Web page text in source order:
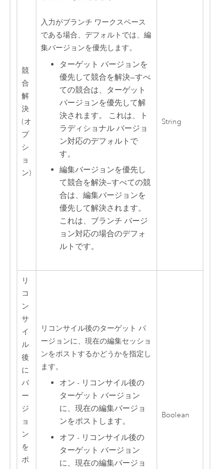
競
合
解
決
(オ
プ
シ
ョ
ン)
入力がブランチ ワークスペース
である場合、デフォルトでは、編
集バージョンを優先します。
ターゲット バージョンを
優先して競合を解決—すべ
ての競合は、ターゲット
バージョンを優先して解
決されます。 これは、ト
ラディショナル バージョ
ン対応のデフォルトで
す。
編集バージョンを優先し
て競合を解決—すべての競
合は、編集バージョンを
優先して解決されます。
これは、ブランチ バージ
ョン対応の場合のデフォ
ルトです。
String
リ
コ
ン
サ
イ
ル
後
に
バ
ー
ジ
ョ
ン
を
ポ
リコンサイル後のターゲット バ
ージョンに、現在の編集セッショ
ンをポストするかどうかを指定し
ます。
オン - リコンサイル後の
ターゲット バージョン
に、現在の編集バージョ
ンをポストします。
オフ - リコンサイル後の
ターゲット バージョン
に、現在の編集バージョ
Boolean